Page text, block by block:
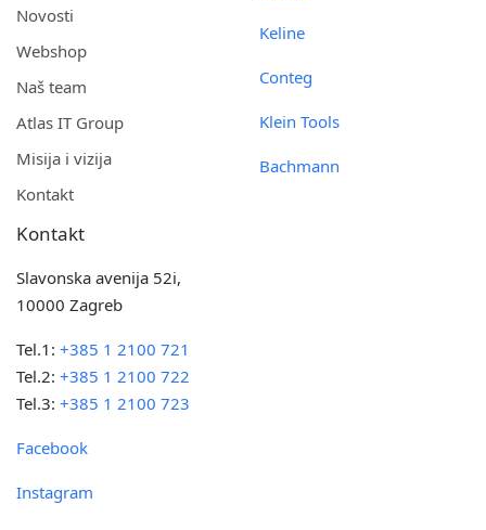
Novosti
Webshop
Naš team
Atlas IT Group
Misija i vizija
Kontakt
Keline
Conteg
Klein Tools
Bachmann
Kontakt
Slavonska avenija 52i,
10000 Zagreb
Tel.1:+385 1 2100 721
Tel.2:+385 1 2100 722
Tel.3:+385 1 2100 723
Facebook
Instagram